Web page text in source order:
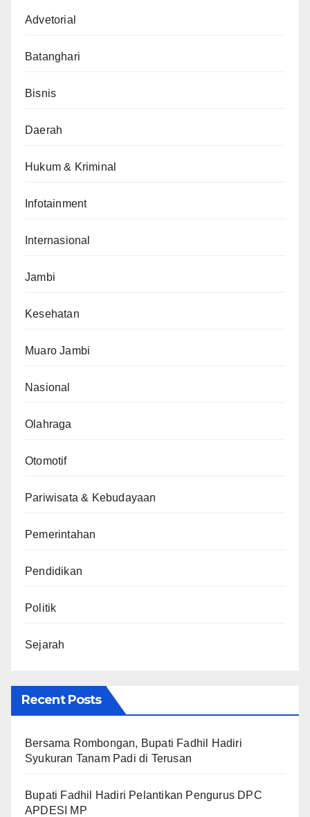
Advetorial
Batanghari
Bisnis
Daerah
Hukum & Kriminal
Infotainment
Internasional
Jambi
Kesehatan
Muaro Jambi
Nasional
Olahraga
Otomotif
Pariwisata & Kebudayaan
Pemerintahan
Pendidikan
Politik
Sejarah
Recent Posts
Bersama Rombongan, Bupati Fadhil Hadiri
Syukuran Tanam Padi di Terusan
Bupati Fadhil Hadiri Pelantikan Pengurus DPC
APDESI MP